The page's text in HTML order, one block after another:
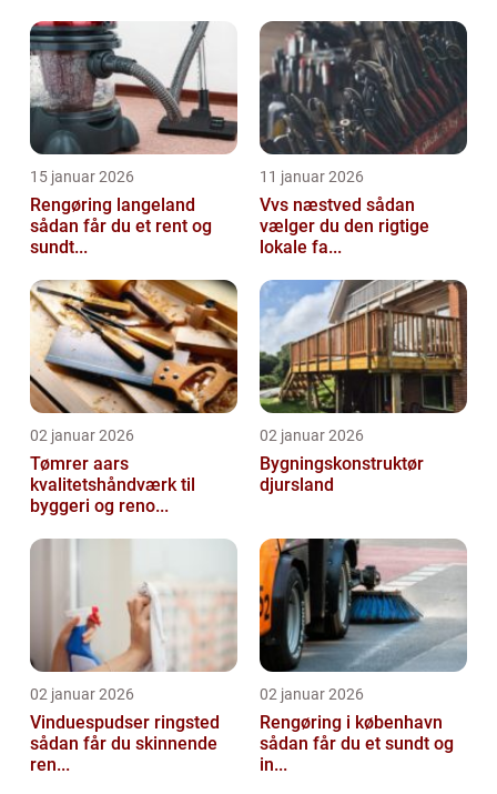
15 januar 2026
Rengøring langeland
sådan får du et rent og
sundt...
11 januar 2026
Vvs næstved sådan
vælger du den rigtige
lokale fa...
02 januar 2026
Tømrer aars
kvalitetshåndværk til
byggeri og reno...
02 januar 2026
Bygningskonstruktør
djursland
02 januar 2026
Vinduespudser ringsted
sådan får du skinnende
ren...
02 januar 2026
Rengøring i københavn
sådan får du et sundt og
in...